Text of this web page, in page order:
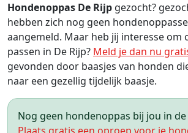
Hondenoppas De Rijp gezocht?
hebben zich nog geen
aangemeld. Maar heb jij interesse om
passen in De Rijp? Meld je dan nu
gevonden door baasjes van honden
naar een gezellig tijdelijk baasje.
Nog geen hondenoppas bij jou in